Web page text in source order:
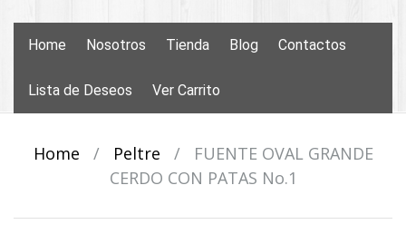
Home Nosotros Tienda Blog Contactos
Lista de Deseos Ver Carrito
Home / Peltre /
FUENTE OVAL GRANDE
CERDO CON PATAS No.1